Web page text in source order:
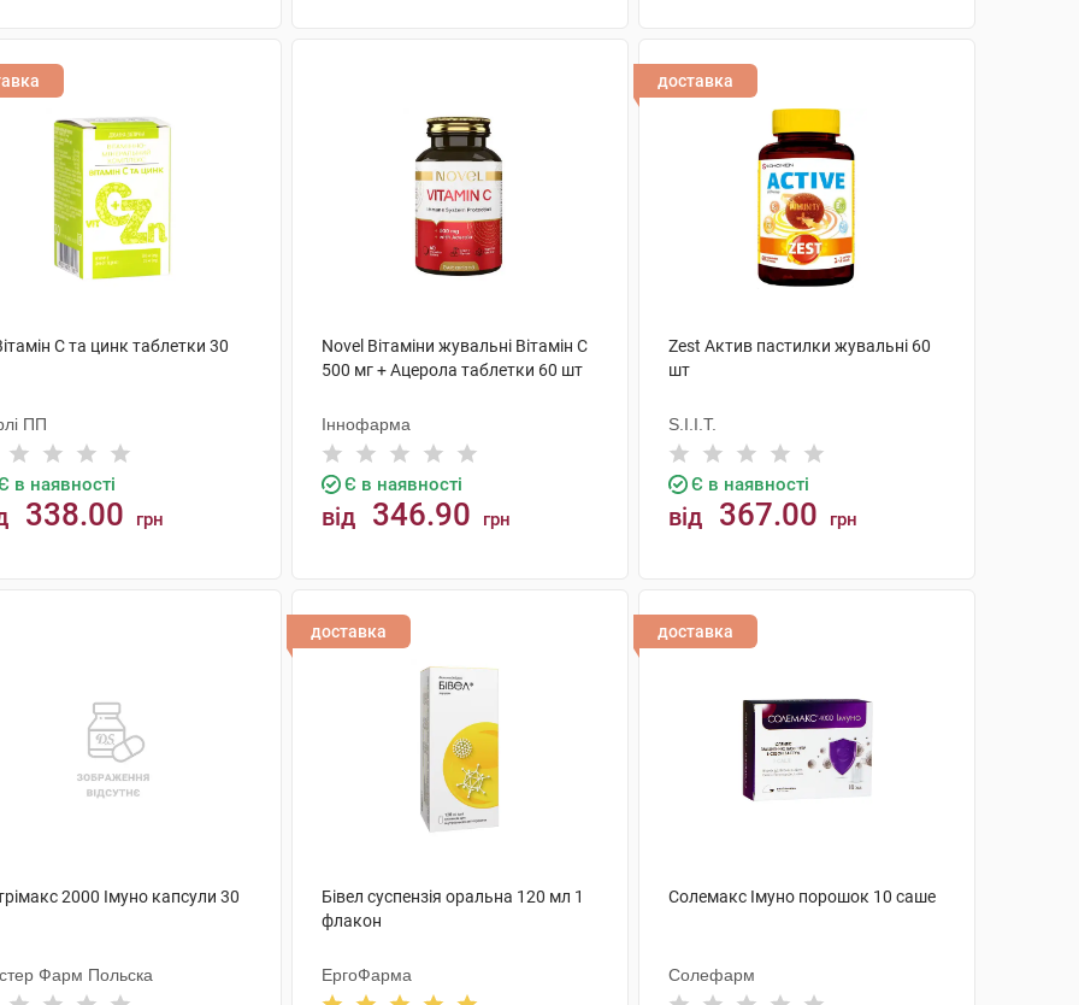
С та цинк таблетки 30
ПП
в наявності
338.00 грн
Novel Вітаміни жувальні Вітамін C
500 мг + Ацерола таблетки 60 шт
Іннофарма
Є в наявності
від 346.90 грн
доставка
Zest Актив пастилки жувальні 60
шт
S.I.I.T.
Є в наявності
від 367.00 грн
2000 Імуно капсули 30
Фарм Польска
доставка
Бівел суспензія оральна 120 мл 1
флакон
ЕргоФарма
доставка
Солемакс Імуно порошок 10 саше
Солефарм